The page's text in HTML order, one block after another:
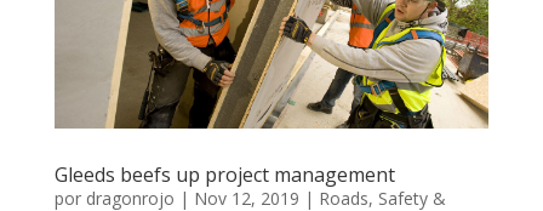
Gleeds beefs up project management
por dragonrojo | Nov 12, 2019 | Roads, Safety &